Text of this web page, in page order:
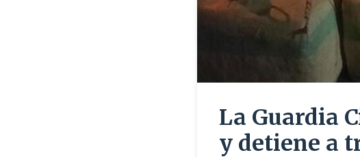
La Guardia
y detiene a